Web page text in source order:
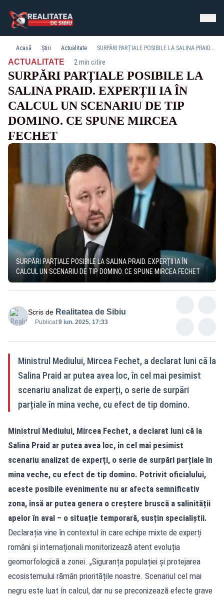
Acasă Știri Actualitate SURPĂRI PARȚIALE POSIBILE LA SALINA PRAID. EXPERȚII IA ÎN CALCUL UN SCENARIU DE TIP DOMINO. CE SPUNE MIRCEA FECHET
ACTUALITATE· 2 min citire
SURPĂRI PARȚIALE POSIBILE LA
SALINA PRAID. EXPERȚII IA ÎN
CALCUL UN SCENARIU DE TIP
DOMINO. CE SPUNE MIRCEA
FECHET
SURPĂRI PARȚIALE POSIBILE LA SALINA PRAID. EXPERȚII IA ÎN
CALCUL UN SCENARIU DE TIP DOMINO. CE SPUNE MIRCEA FECHET
Scris de Realitatea de Sibiu
Publicat:9 iun. 2025, 17:33
Ministrul Mediului, Mircea Fechet, a declarat luni că la
Salina Praid ar putea avea loc, în cel mai pesimist
scenariu analizat de experți, o serie de surpări
parțiale în mina veche, cu efect de tip domino.
Ministrul Mediului, Mircea Fechet, a declarat luni că la
Salina Praid ar putea avea loc, în cel mai pesimist
scenariu analizat de experți, o serie de surpări parțiale în
mina veche, cu efect de tip domino. Potrivit oficialului,
aceste posibile evenimente nu ar afecta semnificativ
zona, însă ar putea genera o creștere bruscă a salinității
apelor în aval – o situație temporară, susțin specialiștii.
Declarația vine în contextul în care echipe mixte de experți
români și internaționali monitorizează atent evoluția
geomorfologică a zonei. „Siguranța populației și protejarea
ecosistemului rămân prioritățile noastre. Scenariul cel mai
negru este luat în calcul, dar nu se preconizează efecte grave